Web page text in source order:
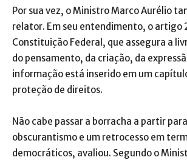
Por sua vez, o Ministro Marco Aurélio
relator. Em seu entendimento, o artigo
Constituição Federal, que assegura a
do pensamento, da criação, da
informação está inserido em um
proteção de direitos.
Não cabe passar a borracha a partir
obscurantismo e um retrocesso em
democráticos, avaliou. Segundo o